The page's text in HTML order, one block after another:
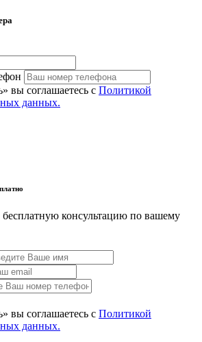
вы соглашаетесь с Политикой
данных.
бесплатную консультацию по вашему
вы соглашаетесь с Политикой
данных.